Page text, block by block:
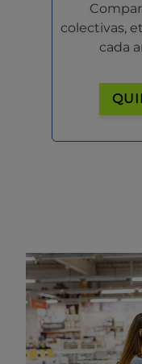
colectivas,
cada